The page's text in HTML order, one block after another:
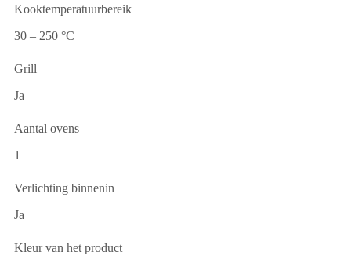
Kooktemperatuurbereik
30 – 250 °C
Grill
Ja
Aantal ovens
1
Verlichting binnenin
Ja
Kleur van het product